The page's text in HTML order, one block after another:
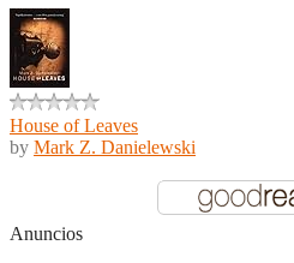
House of Leaves
by Mark Z. Danielewski
Anuncios